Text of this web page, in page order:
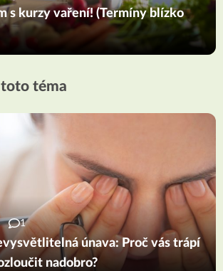
s kurzy vaření! (Termíny blízko
téma
1
únava: Proč vás trápí
nadobro?